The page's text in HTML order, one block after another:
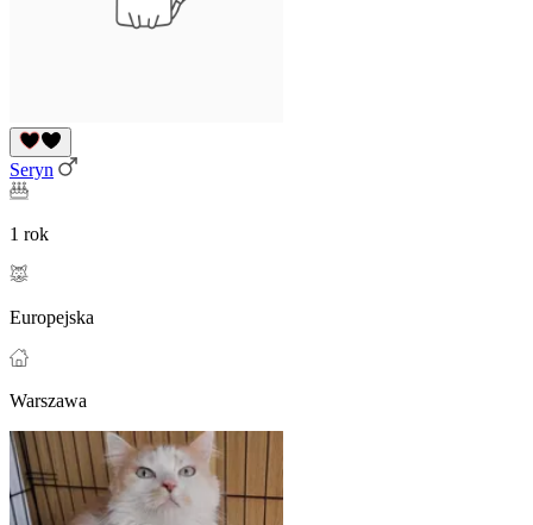
Seryn
1 rok
Europejska
Warszawa